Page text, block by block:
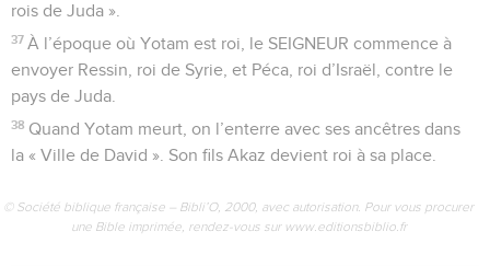
rois de Juda ».
37 À l’époque où Yotam est roi, le SEIGNEUR commence à
envoyer Ressin, roi de Syrie, et Péca, roi d’Israël, contre le
pays de Juda.
38 Quand Yotam meurt, on l’enterre avec ses ancêtres dans
la « Ville de David ». Son fils Akaz devient roi à sa place.
© Société biblique française – Bibli’O, 2000, avec autorisation. Pour vous procurer
une Bible imprimée, rendez-vous sur www.editionsbiblio.fr